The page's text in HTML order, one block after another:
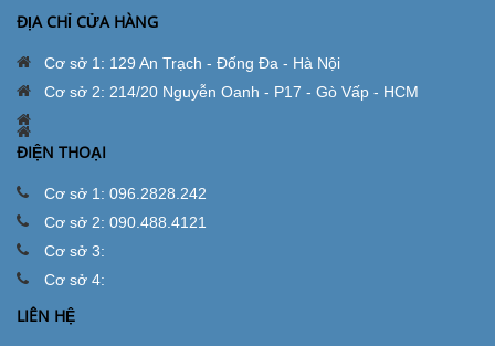
ĐỊA CHỈ CỬA HÀNG
Cơ sở 1: 129 An Trạch - Đống Đa - Hà Nội
Cơ sở 2: 214/20 Nguyễn Oanh - P17 - Gò Vấp - HCM
ĐIỆN THOẠI
Cơ sở 1: 096.2828.242
Cơ sở 2: 090.488.4121
Cơ sở 3:
Cơ sở 4:
LIÊN HỆ